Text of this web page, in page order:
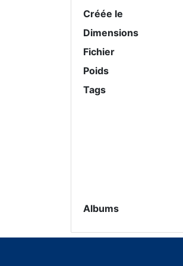
Créée le
Dimensions
Fichier
Poids
Tags
Albums